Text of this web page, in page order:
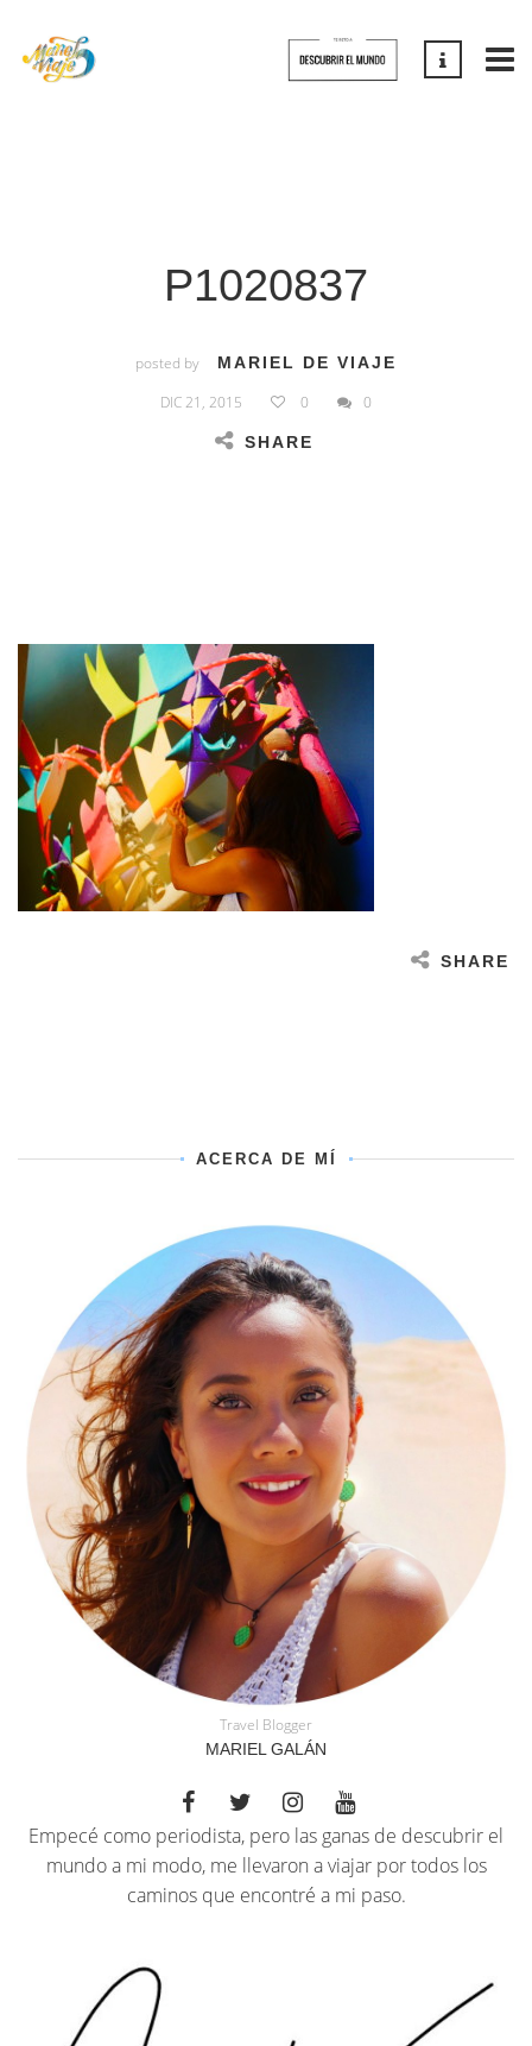
P1020837
posted by MARIEL DE VIAJE
DIC 21, 2015 0 0
SHARE
SHARE
ACERCA DE MÍ
Travel Blogger
MARIEL GALÁN
Empecé como periodista, pero las ganas de descubrir el
mundo a mi modo, me llevaron a viajar por todos los
caminos que encontré a mi paso.